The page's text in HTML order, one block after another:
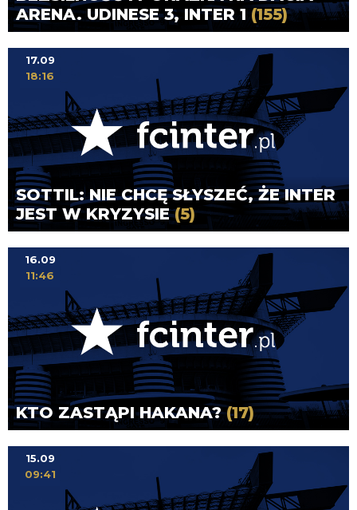
ARENA. UDINESE 3, INTER 1 (155)
SOTTIL: NIE CHCĘ SŁYSZEĆ, ŻE INTER
JEST W KRYZYSIE(5)
17.09
18:16
KTO ZASTĄPI HAKANA?(17)
16.09
11:46
15.09
09:41